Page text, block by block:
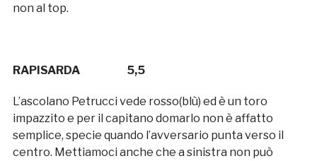
non al top.
RAPISARDA 5,5
L’ascolano Petrucci vede rosso(blù) ed è un toro
impazzito e per il capitano domarlo non è affatto
semplice, specie quando l’avversario punta verso il
centro. Mettiamoci anche che a sinistra non può